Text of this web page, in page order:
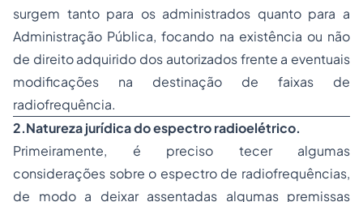
surgem tanto para os administrados quanto para a
Administração Pública, focando na existência ou não
de direito adquirido dos autorizados frente a eventuais
modificações na destinação de faixas de
radiofrequência.
2.Natureza jurídica do espectro radioelétrico.
Primeiramente, é preciso tecer algumas
considerações sobre o espectro de radiofrequências,
de modo a deixar assentadas algumas premissas